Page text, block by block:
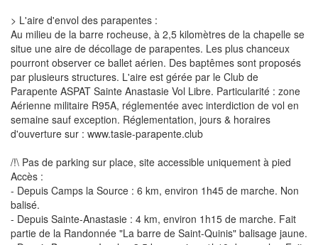
> L'aire d'envol des parapentes :
Au milieu de la barre rocheuse, à 2,5 kilomètres de la chapelle se
situe une aire de décollage de parapentes. Les plus chanceux
pourront observer ce ballet aérien. Des baptêmes sont proposés
par plusieurs structures. L'aire est gérée par le Club de
Parapente ASPAT Sainte Anastasie Vol Libre. Particularité : zone
Aérienne militaire R95A, réglementée avec interdiction de vol en
semaine sauf exception. Réglementation, jours & horaires
d'ouverture sur : www.tasie-parapente.club
/!\ Pas de parking sur place, site accessible uniquement à pied
Accès :
- Depuis Camps la Source : 6 km, environ 1h45 de marche. Non
balisé.
- Depuis Sainte-Anastasie : 4 km, environ 1h15 de marche. Fait
partie de la Randonnée "La barre de Saint-Quinis" balisage jaune.